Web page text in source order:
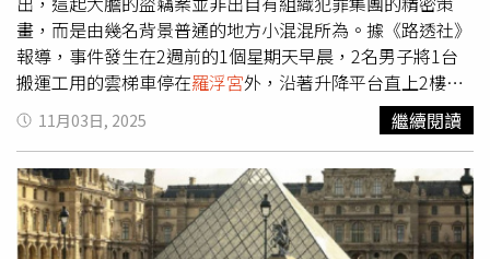
（Toujours plus près du bitume）為口號，內容包括重機
特技、街頭健身與巴黎街區生活。部分影片顯示他駕駛的是
「Yamaha TMAX」重機，這款強勁的「超級速克達」正是羅
浮宮
竊賊逃亡時所使用的同款車型。影片拍攝地點多在巴黎
與歐貝維利耶一帶，靠近法蘭西體育場（Stade de
France），內容多以速度與街頭文化為主題，吸引不少年輕
粉絲。根據LVMH旗下日報《巴黎人報》（Le Parisien）與
《商業調頻電視台》（BFM TV）報導，他曾任職於「聯合
包裹服務公司」（UPS）、玩具反斗城（Toys R Us），也
畫，而是由幾名背景普通的地方小混混所為。據《路透社》
報導，事件發生在2週前的1個星期天早晨，2名男子將1台
搬運工用的雲梯車停在羅浮宮外，沿著升降平台直上2樓，
隨即打破窗戶，並用角磨機（angle grinder）破壞展示櫃，
迅速奪走珍貴珠寶。全程不到7分鐘，犯案後他們隨即跳上
由2名同夥駕駛的機車逃逸。目前4名主嫌中已有3人被捕，
但被盜珠寶仍下落不明。根據警方與檢方掌握的資料，這些
嫌犯並非如2001年美國劫盜犯罪片《瞞天過海》
（Ocean’s Eleven）那樣的專業犯罪高手，而是出身自巴
11月03日, 2025 繼續閱讀